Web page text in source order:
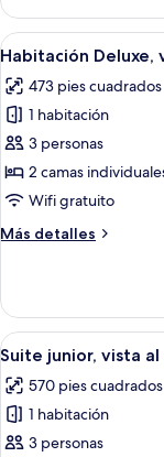
Deluxe,
vista
al
Abrir
todas
las
fotos
de
Habitación
Deluxe,
al
5
Habitación Deluxe,
473 pies cuadrados
1 habitación
3 personas
2 camas
Wifi gratuito
Más detalles
Más
Deluxe,
vista
al
Abrir
todas
las
fotos
de
5
Suite junior, vista
570 pies cuadrados
1 habitación
3 personas